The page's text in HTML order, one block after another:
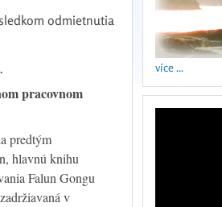
odmietnutia
pracovnom
predtým
hlavnú knihu
Falun Gongu
v
více ...